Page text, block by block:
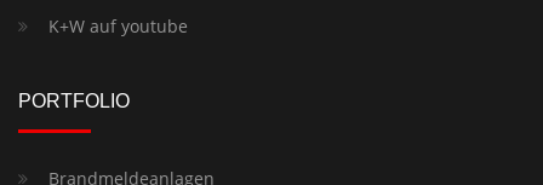
K+W auf youtube
PORTFOLIO
Brandmeldeanlagen